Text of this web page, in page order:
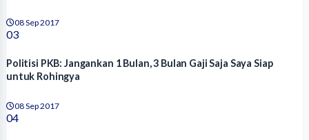
08 Sep 2017
03
Politisi PKB: Jangankan 1 Bulan, 3 Bulan Gaji Saja Saya Siap
untuk Rohingya
08 Sep 2017
04